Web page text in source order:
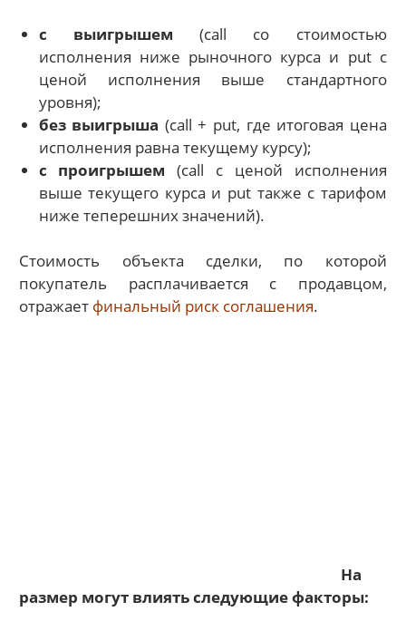
с выигрышем(call со стоимостью
исполнения ниже рыночного курса и put с
ценой исполнения выше стандартного
уровня);
без выигрыша (call + put, где итоговая цена
исполнения равна текущему курсу);
с проигрышем (call с ценой исполнения
выше текущего курса и put также с тарифом
ниже теперешних значений).
Стоимость объекта сделки, по которой
покупатель расплачивается с продавцом,
отражает финальный риск соглашения.
На
размер могут влиять следующие факторы: